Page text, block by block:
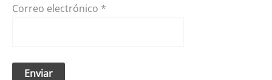
Correo electrónico *